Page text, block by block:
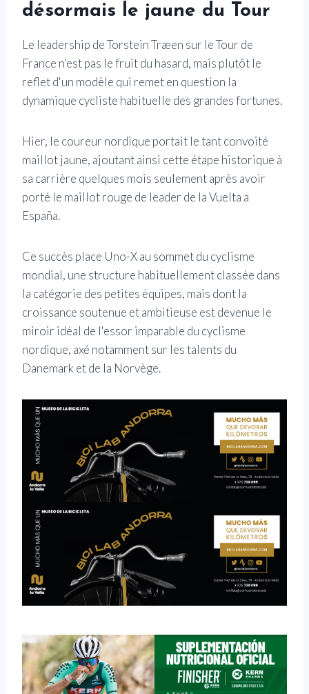
désormais le jaune du Tour
Le leadership de Torstein Træen sur le Tour de
France n'est pas le fruit du hasard, mais plutôt le
reflet d'un modèle qui remet en question la
dynamique cycliste habituelle des grandes fortunes.
Hier, le coureur nordique portait le tant convoité
maillot jaune, ajoutant ainsi cette étape historique à
sa carrière quelques mois seulement après avoir
porté le maillot rouge de leader de la Vuelta a
España.
Ce succès place Uno-X au sommet du cyclisme
mondial, une structure habituellement classée dans
la catégorie des petites équipes, mais dont la
croissance soutenue et ambitieuse est devenue le
miroir idéal de l'essor imparable du cyclisme
nordique, axé notamment sur les talents du
Danemark et de la Norvège.